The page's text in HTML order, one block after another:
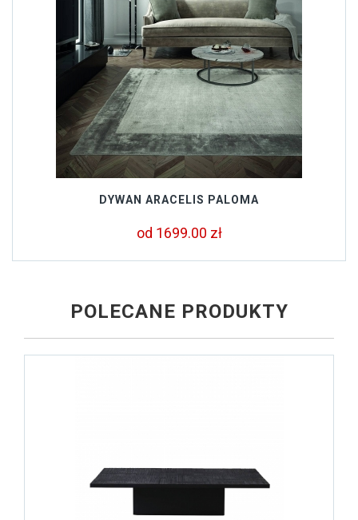
DYWAN ARACELIS PALOMA
od 1699.00 zł
POLECANE PRODUKTY